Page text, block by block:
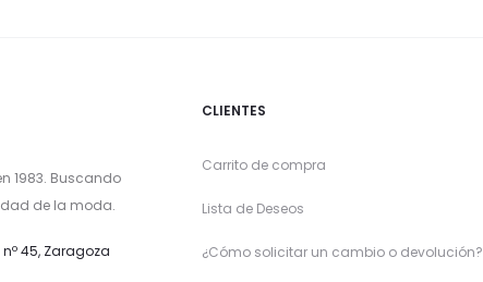
1983. Buscando
de la moda.
45, Zaragoza
CLIENTES
Carrito de compra
Lista de Deseos
¿Cómo solicitar un cambio o devolución?